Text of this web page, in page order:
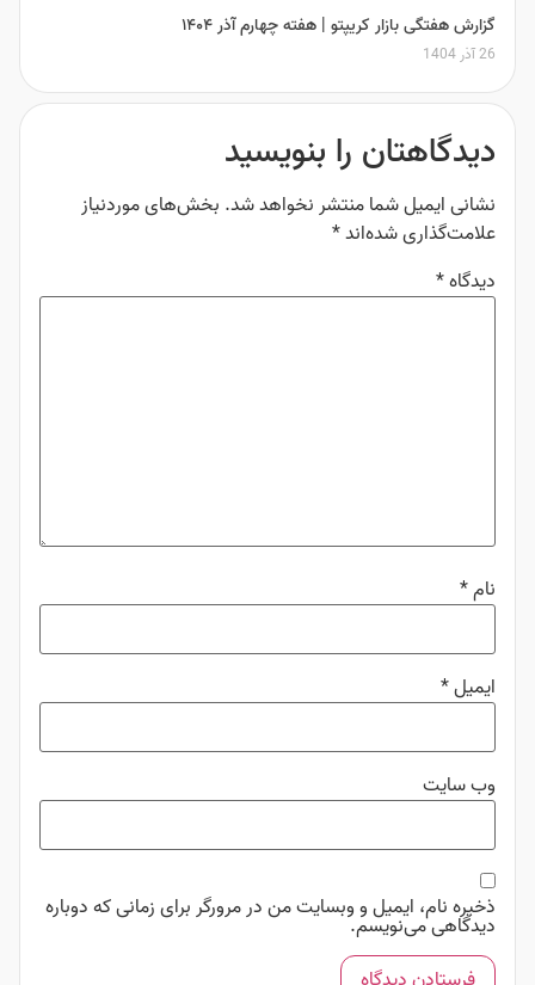
گزارش هفتگی بازار کریپتو | هفته چهارم آذر ۱۴۰۴
26 آذر 1404
دیدگاهتان را بنویسید
نشانی ایمیل شما منتشر نخواهد شد. بخش‌های موردنیاز
علامت‌گذاری شده‌اند*
دیدگاه*
نام*
ایمیل*
وب‌ سایت
ذخیره نام، ایمیل و وبسایت من در مرورگر برای زمانی که دوباره
دیدگاهی می‌نویسم.